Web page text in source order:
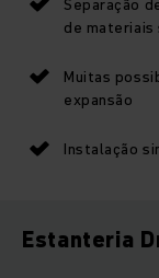
Separação
de materiais
Muitas
expansão
Instalação
Estanteria